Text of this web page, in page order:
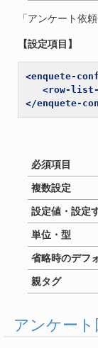
「アンケート依
【設定項目】
<enquete-
<row-
</enquete-
必須項目
複数設定
設定値・設定
単位・型
省略時のデフ
親タグ
アンケート